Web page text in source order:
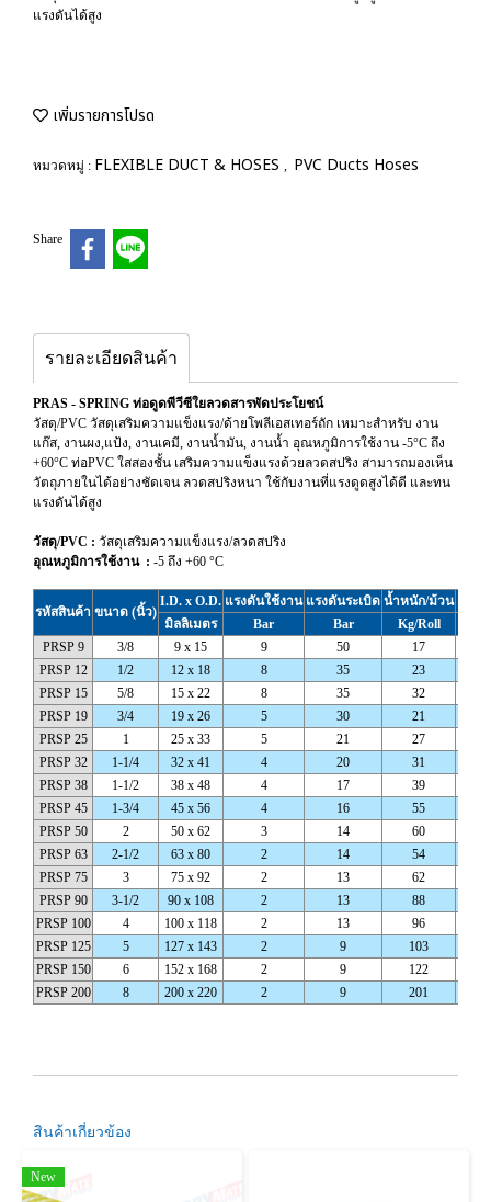
แรงดันได้สูง
เพิ่มรายการโปรด
หมวดหมู่ : FLEXIBLE DUCT & HOSES , PVC Ducts Hoses
Share
รายละเอียดสินค้า
PRAS - SPRING ท่อดูดพีวีซีใยลวดสารพัดประโยชน์
วัสดุ/PVC วัสดุเสริมความแข็งแรง/ด้ายโพลีเอสเทอร์ถัก เหมาะสำหรับ งาน
แก๊ส, งานผง,แป้ง, งานเคมี, งานน้ำมัน, งานน้ำ อุณหภูมิการใช้งาน -5°C ถึง
+60°C ท่อPVC ใสสองชั้น เสริมความแข็งแรงด้วยลวดสปริง สามารถมองเห็น
วัตถุภายในได้อย่างชัดเจน ลวดสปริงหนา ใช้กับงานที่แรงดูดสูงได้ดี และทน
แรงดันได้สูง
วัสดุ/PVC : วัสดุเสริมความแข็งแรง/ลวดสปริง
อุณหภูมิการใช้งาน : -5 ถึง +60 °C
รหัสสินค้า ขนาด (นิ้ว)
I.D. x O.D. แรงดันใช้งาน แรงดันระเบิด น้ำหนัก/ม้วน
มิลลิเมตร
Bar Bar Kg/Roll
PRSP 9
3/8 9 x 15 9 50 17
PRSP 12
1/2 12 x 18 8 35 23
PRSP 15
5/8 15 x 22 8 35 32
PRSP 19
3/4 19 x 26 5 30 21
PRSP 25
1 25 x 33 5 21 27
PRSP 32
1-1/4 32 x 41 4 20 31
PRSP 38
1-1/2 38 x 48 4 17 39
PRSP 45
1-3/4 45 x 56 4 16 55
PRSP 50
2 50 x 62 3 14 60
PRSP 63
2-1/2 63 x 80 2 14 54
PRSP 75
3 75 x 92 2 13 62
PRSP 90
3-1/2 90 x 108 2 13 88
PRSP 100
4 100 x 118 2 13 96
PRSP 125
5 127 x 143 2 9 103
PRSP 150
6 152 x 168 2 9 122
PRSP 200
8 200 x 220 2 9 201
สินค้าเกี่ยวข้อง
New